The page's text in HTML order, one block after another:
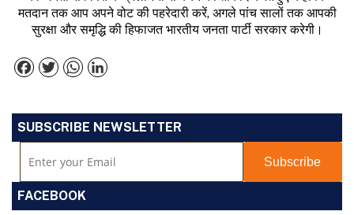
मतदान तक आप अपने वोट की पहरेदारी करें, अगले पांच सालों तक आपकी
सुरक्षा और समृद्धि की हिफाजत भारतीय जनता पार्टी सरकार करेगी।
Facebook
TwitterWhatsApp
SUBSCRIBE NEWSLETTER
FACEBOOK